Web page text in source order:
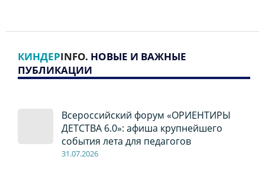
КИНДЕРINFO. НОВЫЕ И ВАЖНЫЕ
ПУБЛИКАЦИИ
Всероссийский форум «ОРИЕНТИРЫ
ДЕТСТВА 6.0»: афиша крупнейшего
события лета для педагогов
31.07.2026